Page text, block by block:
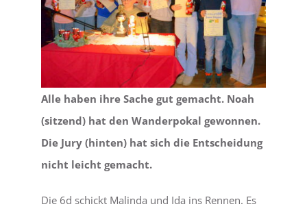
Alle haben ihre Sache gut gemacht. Noah
(sitzend) hat den Wanderpokal gewonnen.
Die Jury (hinten) hat sich die Entscheidung
nicht leicht gemacht.
Die 6d schickt Malinda und Ida ins Rennen. Es